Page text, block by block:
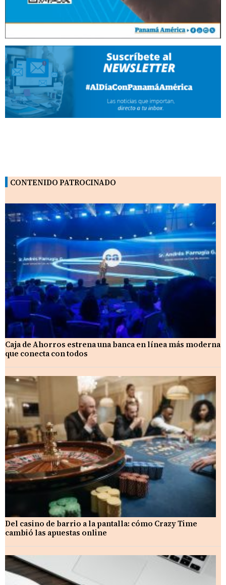
CONTENIDO PATROCINADO
Caja de Ahorros estrena una banca en línea más moderna
que conecta con todos
Del casino de barrio a la pantalla: cómo Crazy Time
cambió las apuestas online